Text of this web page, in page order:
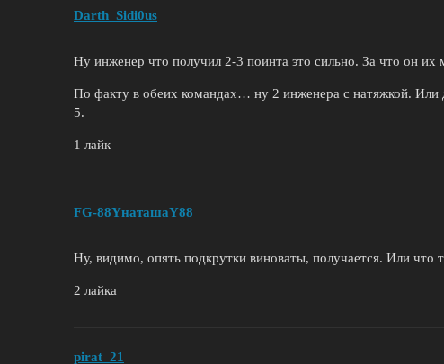
Darth_Sidi0us
Ну инженер что получил 2-3 поинта это сильно. За что он их
По факту в обеих командах… ну 2 инженера с натяжкой. Или
5.
1 лайк
FG-88YнаташаY88
Ну, видимо, опять подкрутки виноваты, получается. Или что
2 лайка
pirat_21